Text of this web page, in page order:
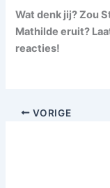
Wat denk jij? Zou
Mathilde eruit?
reacties!
VORIGE